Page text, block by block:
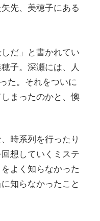
先、美穂子にある
だ」と書かれてい
子。深瀬には、人
た。それをついに
まったのかと、懊
時系列を行ったり
想していくミステ
よく知らなかった
知らなかったこと